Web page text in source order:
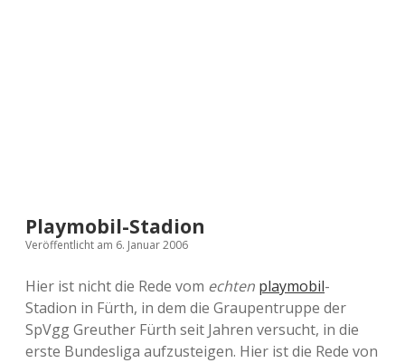
Playmobil-Stadion
Veröffentlicht am 6. Januar 2006
Hier ist nicht die Rede vom echten playmobil-
Stadion in Fürth, in dem die Graupentruppe der
SpVgg Greuther Fürth seit Jahren versucht, in die
erste Bundesliga aufzusteigen. Hier ist die Rede von